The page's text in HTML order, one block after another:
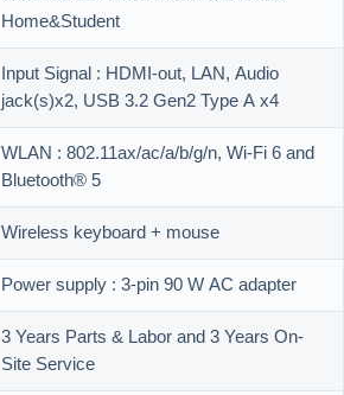
Home&Student
Input Signal : HDMI-out, LAN, Audio
jack(s)x2, USB 3.2 Gen2 Type A x4
WLAN : 802.11ax/ac/a/b/g/n, Wi-Fi 6 and
Bluetooth® 5
Wireless keyboard + mouse
Power supply : 3-pin 90 W AC adapter
3 Years Parts & Labor and 3 Years On-
Site Service